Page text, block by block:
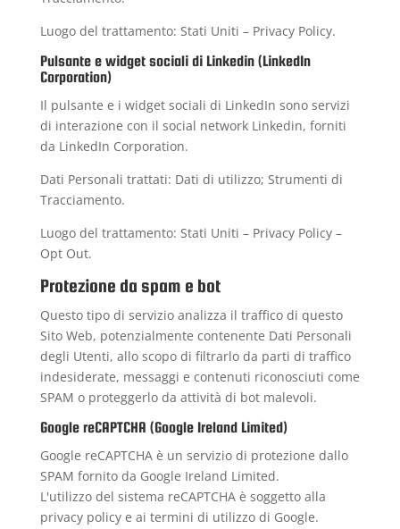
Luogo del trattamento: Stati Uniti – Privacy Policy.
Pulsante e widget sociali di Linkedin (LinkedIn
Corporation)
Il pulsante e i widget sociali di LinkedIn sono servizi
di interazione con il social network Linkedin, forniti
da LinkedIn Corporation.
Dati Personali trattati: Dati di utilizzo; Strumenti di
Tracciamento.
Luogo del trattamento: Stati Uniti – Privacy Policy–
Opt Out.
Protezione da spam e bot
Questo tipo di servizio analizza il traffico di questo
Sito Web, potenzialmente contenente Dati Personali
degli Utenti, allo scopo di filtrarlo da parti di traffico
indesiderate, messaggi e contenuti riconosciuti come
SPAM o proteggerlo da attività di bot malevoli.
Google reCAPTCHA (Google Ireland Limited)
Google reCAPTCHA è un servizio di protezione dallo
SPAM fornito da Google Ireland Limited.
L'utilizzo del sistema reCAPTCHA è soggetto alla
privacy policye ai termini di utilizzodi Google.